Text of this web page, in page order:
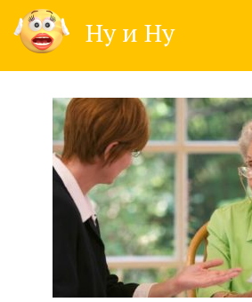
content
Ну и Ну